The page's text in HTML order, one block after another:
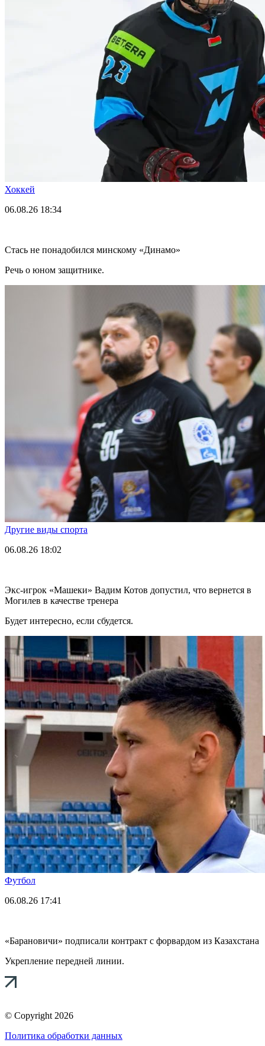
Хоккей
06.08.26 18:34
Стась не понадобился минскому «Динамо»
Речь о юном защитнике.
Другие виды спорта
06.08.26 18:02
Экс-игрок «Машеки» Вадим Котов допустил, что вернется в
Могилев в качестве тренера
Будет интересно, если сбудется.
Футбол
06.08.26 17:41
«Барановичи» подписали контракт с форвардом из Казахстана
Укрепление передней линии.
© Copyright 2026
Политика обработки данных